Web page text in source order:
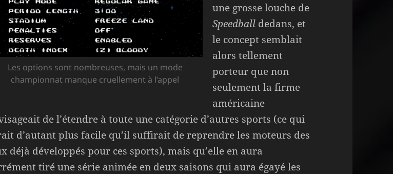
Les options sont nombreuses, mais un mode
championnat manque cruellement à l’appel
une grosse louche de
Speedball dedans, et
le concept semblait
alors tellement
porteur que non
seulement la firme
américaine
de l’étendre à toute une catégorie d’autres sports (ce qui
d’autant plus facile qu’il suffirait de reprendre les moteurs des
déjà développés pour ces sports), mais qu’elle en aura
tiré une série animée en deux saisons qui aura égayé les